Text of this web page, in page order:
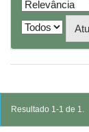
Resultado 1-1 de 1.